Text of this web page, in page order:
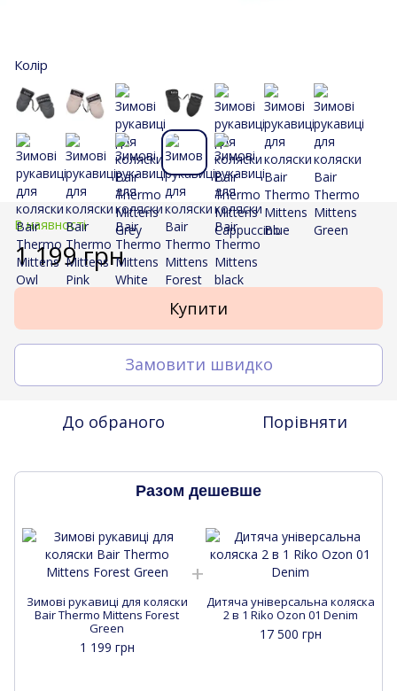
Колір
В наявності
1 199 грн
Купити
Замовити швидко
До обраного Порівняти
Разом дешевше
Зимові рукавиці для коляски
Bair Thermo Mittens Forest
Green
1 199 грн
Дитяча універсальна коляска
2 в 1 Riko Ozon 01 Denim
17 500 грн